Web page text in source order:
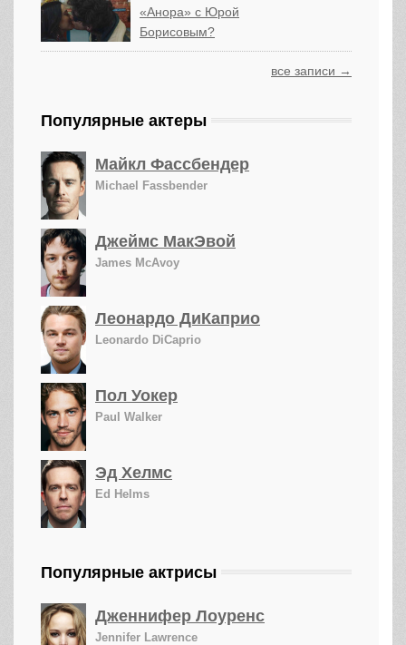
«Анора» с Юрой
Борисовым?
все записи →
Популярные актеры
Майкл Фассбендер
Michael Fassbender
Джеймс МакЭвой
James McAvoy
Леонардо ДиКаприо
Leonardo DiCaprio
Пол Уокер
Paul Walker
Эд Хелмс
Ed Helms
Популярные актрисы
Дженнифер Лоуренс
Jennifer Lawrence